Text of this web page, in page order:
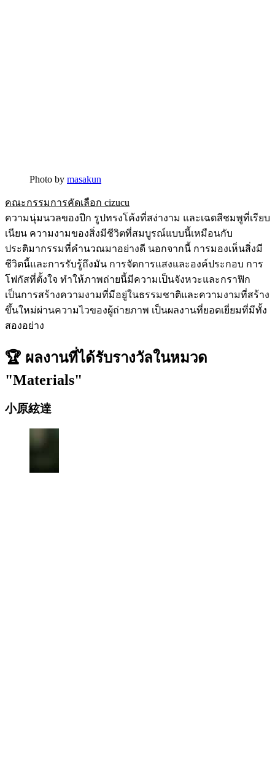
Photo by masakun
คณะกรรมการคัดเลือก cizucu
ความนุ่มนวลของปีก รูปทรงโค้งที่สง่างาม และเฉดสีชมพูที่เรียบ
เนียน ความงามของสิ่งมีชีวิตที่สมบูรณ์แบบนี้เหมือนกับ
ประติมากรรมที่คำนวณมาอย่างดี นอกจากนี้ การมองเห็นสิ่งมี
ชีวิตนี้และการรับรู้ถึงมัน การจัดการแสงและองค์ประกอบ การ
โฟกัสที่ตั้งใจ ทำให้ภาพถ่ายนี้มีความเป็นจังหวะและกราฟิก
เป็นการสร้างความงามที่มีอยู่ในธรรมชาติและความงามที่สร้าง
ขึ้นใหม่ผ่านความไวของผู้ถ่ายภาพ เป็นผลงานที่ยอดเยี่ยมที่มีทั้ง
สองอย่าง
🏆 ผลงานที่ได้รับรางวัลในหมวด
"Materials"
小原絃達